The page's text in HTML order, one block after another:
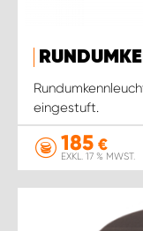
eingestuft.
185 €
EXKL. 17 % MWST.